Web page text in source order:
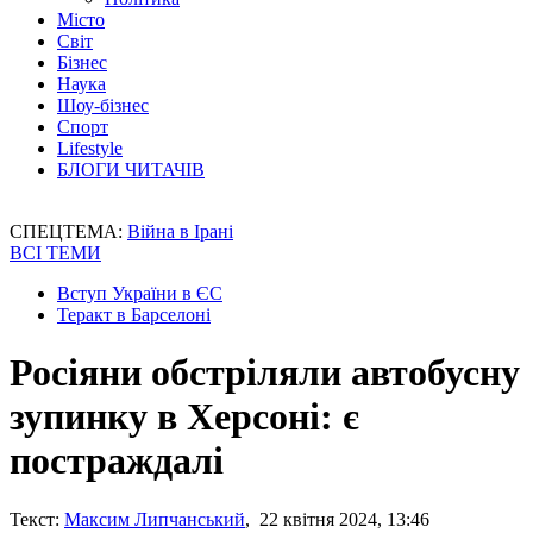
Місто
Світ
Бізнес
Наука
Шоу-бізнес
Спорт
Lifestyle
БЛОГИ ЧИТАЧІВ
СПЕЦТЕМА: Війна в Ірані
ВСІ ТЕМИ
Вступ України в ЄС
Теракт в Барселоні
Росіяни обстріляли автобусну
зупинку в Херсоні: є
постраждалі
Текст: Максим Липчанський, 22 квітня 2024, 13:46